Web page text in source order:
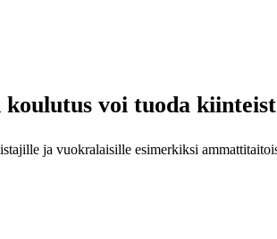
voi tuoda
ja vuokralaisille esimerkiksi